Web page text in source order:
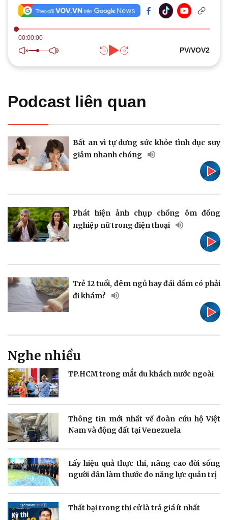
Kinh tế
Chứng khoán
Vụ án
Tin nóng
Tư vấn luật
Quân sự - Quốc phòng
Vũ khí
Phân tích
Thể thao
Bóng đá
Lịch thi đấu bóng đá
Ô tô - Xe máy
Doanh nghiệp
Thông tin doanh nghiệp
Doanh nghiệp 24h
Doanh nhân
Vì cộng đồng
Công nghệ
Sành điệu
Tin Công nghệ
Chuyển đổi số
Sức khỏe
00:00:00
PV/VOV2
Podcast liên quan
Bất an vì tự dưng sức khỏe tình dục suy
giảm nhanh chóng
Phát hiện ảnh chụp chồng ôm đồng
nghiệp nữ trong điện thoại
Trẻ 12 tuổi, đêm ngủ hay đái dầm có phải
đi khám?
Nghe nhiều
TP.HCM trong mắt du khách nước ngoài
Thông tin mới nhất về đoàn cứu hộ Việt
Nam và động đất tại Venezuela
Lấy hiệu quả thực thi, nâng cao đời sống
người dân làm thước đo năng lực quản trị
Thất bại trong thi cử là trả giá ít nhất